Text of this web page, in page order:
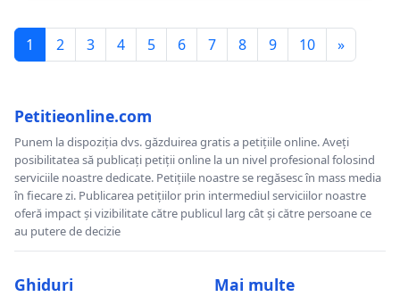
1 2 3 4 5 6 7 8 9 10 »
Petitieonline.com
Punem la dispoziția dvs. găzduirea gratis a petițiile online. Aveți
posibilitatea să publicați petiții online la un nivel profesional folosind
serviciile noastre dedicate. Petițiile noastre se regăsesc în mass media
în fiecare zi. Publicarea petițiilor prin intermediul serviciilor noastre
oferă impact și vizibilitate către publicul larg cât și către persoane ce
au putere de decizie
Ghiduri Mai multe